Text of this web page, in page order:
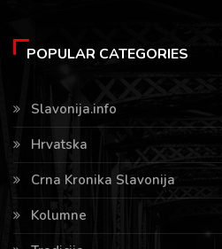
POPULAR CATEGORIES
Slavonija.info
Hrvatska
Crna Kronika Slavonija
Kolumne